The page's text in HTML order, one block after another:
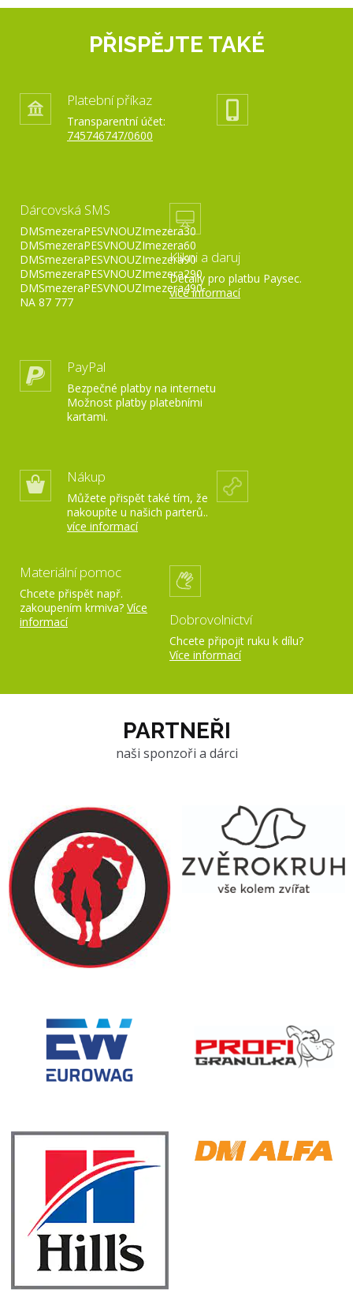
PŘISPĚJTE TAKÉ
Platební příkaz
Transparentní účet:
745746747/0600
Dárcovská SMS
DMSmezeraPESVNOUZImezera30
DMSmezeraPESVNOUZImezera60
DMSmezeraPESVNOUZImezera90
DMSmezeraPESVNOUZImezera290
DMSmezeraPESVNOUZImezera490
NA 87 777
Klikni a daruj
Detaily pro platbu Paysec.
více informací
PayPal
Bezpečné platby na internetu
Možnost platby platebními
kartami.
Nákup
Můžete přispět také tím, že
nakoupíte u našich parterů..
více informací
Materiální pomoc
Chcete přispět např.
zakoupením krmiva? Více
informací
Dobrovolnictví
Chcete připojit ruku k dílu?
Více informací
PARTNEŘI
naši sponzoři a dárci